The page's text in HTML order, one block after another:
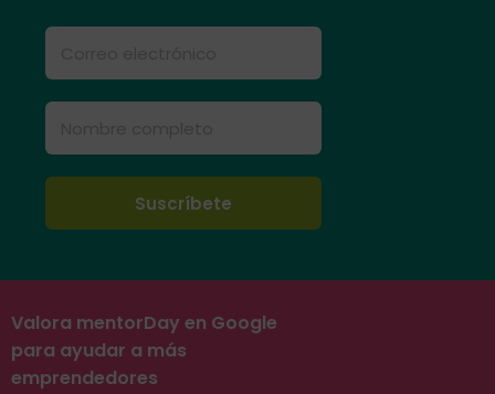
Valora mentorDay en Google
para ayudar a más
emprendedores